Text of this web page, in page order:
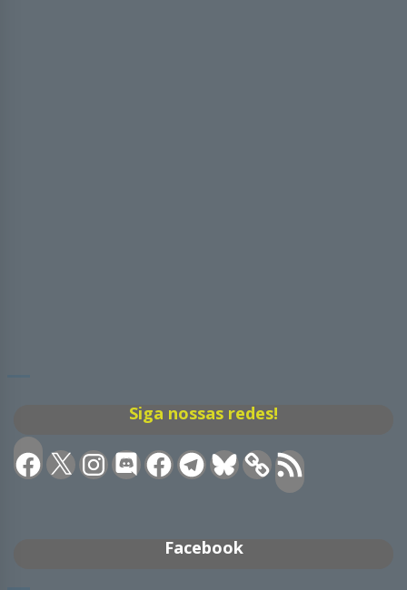
Siga nossas redes!
Facebook
X Instagram
DiscordFacebookTelegramBluesky Feed
RSS
Facebook